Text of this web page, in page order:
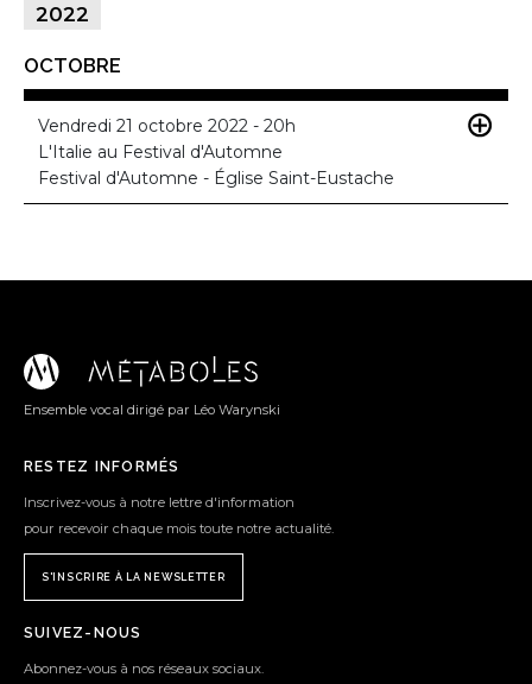
2022
OCTOBRE
Vendredi 21 octobre 2022 - 20h
L'Italie au Festival d'Automne
Festival d'Automne - Église Saint-Eustache
Ensemble vocal dirigé par Léo Warynski
RESTEZ INFORMÉS
Inscrivez-vous à notre lettre d'information
pour recevoir chaque mois toute notre actualité.
S'INSCRIRE À LA NEWSLETTER
SUIVEZ-NOUS
Abonnez-vous à nos réseaux sociaux.